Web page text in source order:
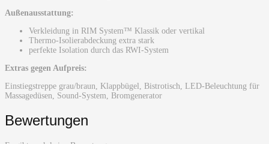
Außenausstattung:
Verkleidung in RIM System™ Klassik oder vertikal
Thermo-Isolierabdeckung extra stark
perfekte Isolation durch das RWI-System
Extras gegen Aufpreis:
Einstiegstreppe grau/braun, Klappbügel, Bistrotisch, LED-Beleuchtung für
Massagedüsen, Sound-System, Bromgenerator
Bewertungen